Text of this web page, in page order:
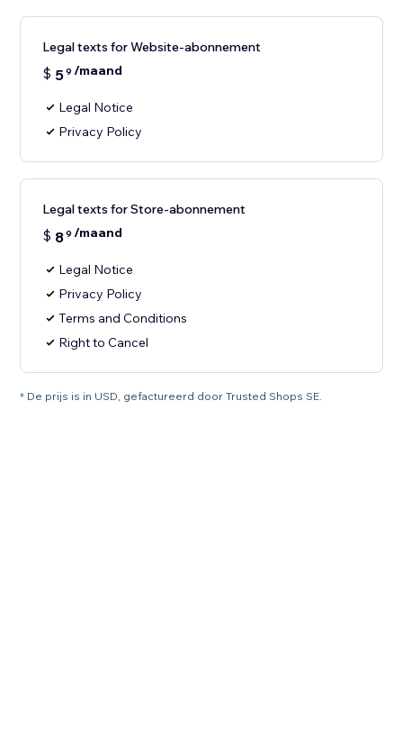
Legal texts for Website-abonnement
$ 59 /maand
Legal Notice
Privacy Policy
Legal texts for Store-abonnement
$ 89 /maand
Legal Notice
Privacy Policy
Terms and Conditions
Right to Cancel
* De prijs is in USD, gefactureerd door Trusted Shops SE.